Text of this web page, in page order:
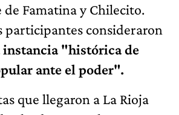
de Famatina y Chilecito.
participantes consideraron
instancia "histórica de
ante el poder".
que llegaron a La Rioja